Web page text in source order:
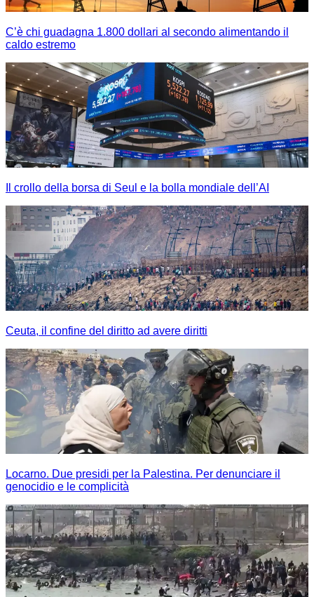
C’è chi guadagna 1.800 dollari al secondo alimentando il
caldo estremo
Il crollo della borsa di Seul e la bolla mondiale dell’AI
Ceuta, il confine del diritto ad avere diritti
Locarno. Due presidi per la Palestina. Per denunciare il
genocidio e le complicità